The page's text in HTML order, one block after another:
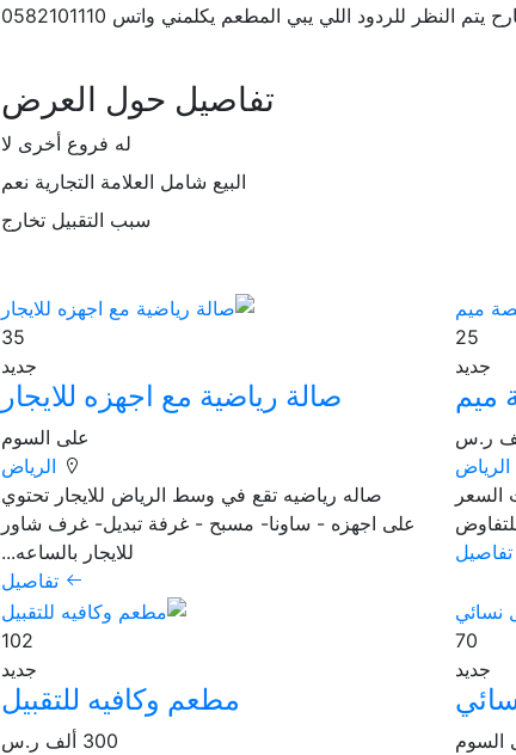
النظر للردود اللي يبي المطعم يكلمني واتس 0582101110
تفاصيل حول العرض
له فروع أخرى لا
البيع شامل العلامة التجارية نعم
سبب التقبيل تخارج
جديد
ميم
الرياض
السعر
تفاصيل
جديد
صالة رياضية مع اجهزه للايجار
على السوم
الرياض
صاله رياضيه تقع في وسط الرياض للايجار تحتوي
على اجهزه - ساونا- مسبح - غرفة تبديل- غرف شاور
للايجار بالساعه...
تفاصيل
جديد
السوم
جديد
مطعم وكافيه للتقبيل
300 ألف ر.س